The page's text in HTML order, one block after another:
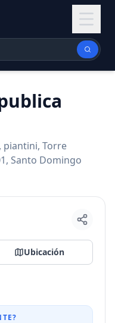
piantini, Torre
Santo Domingo
Ubicación